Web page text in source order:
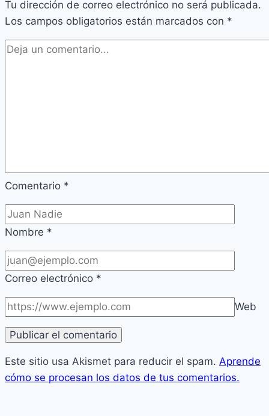
Tu dirección de correo electrónico no será publicada.
Los campos obligatorios están marcados con *
Comentario *
Nombre *
Correo electrónico *
Web
Este sitio usa Akismet para reducir el spam. Aprende
cómo se procesan los datos de tus comentarios.